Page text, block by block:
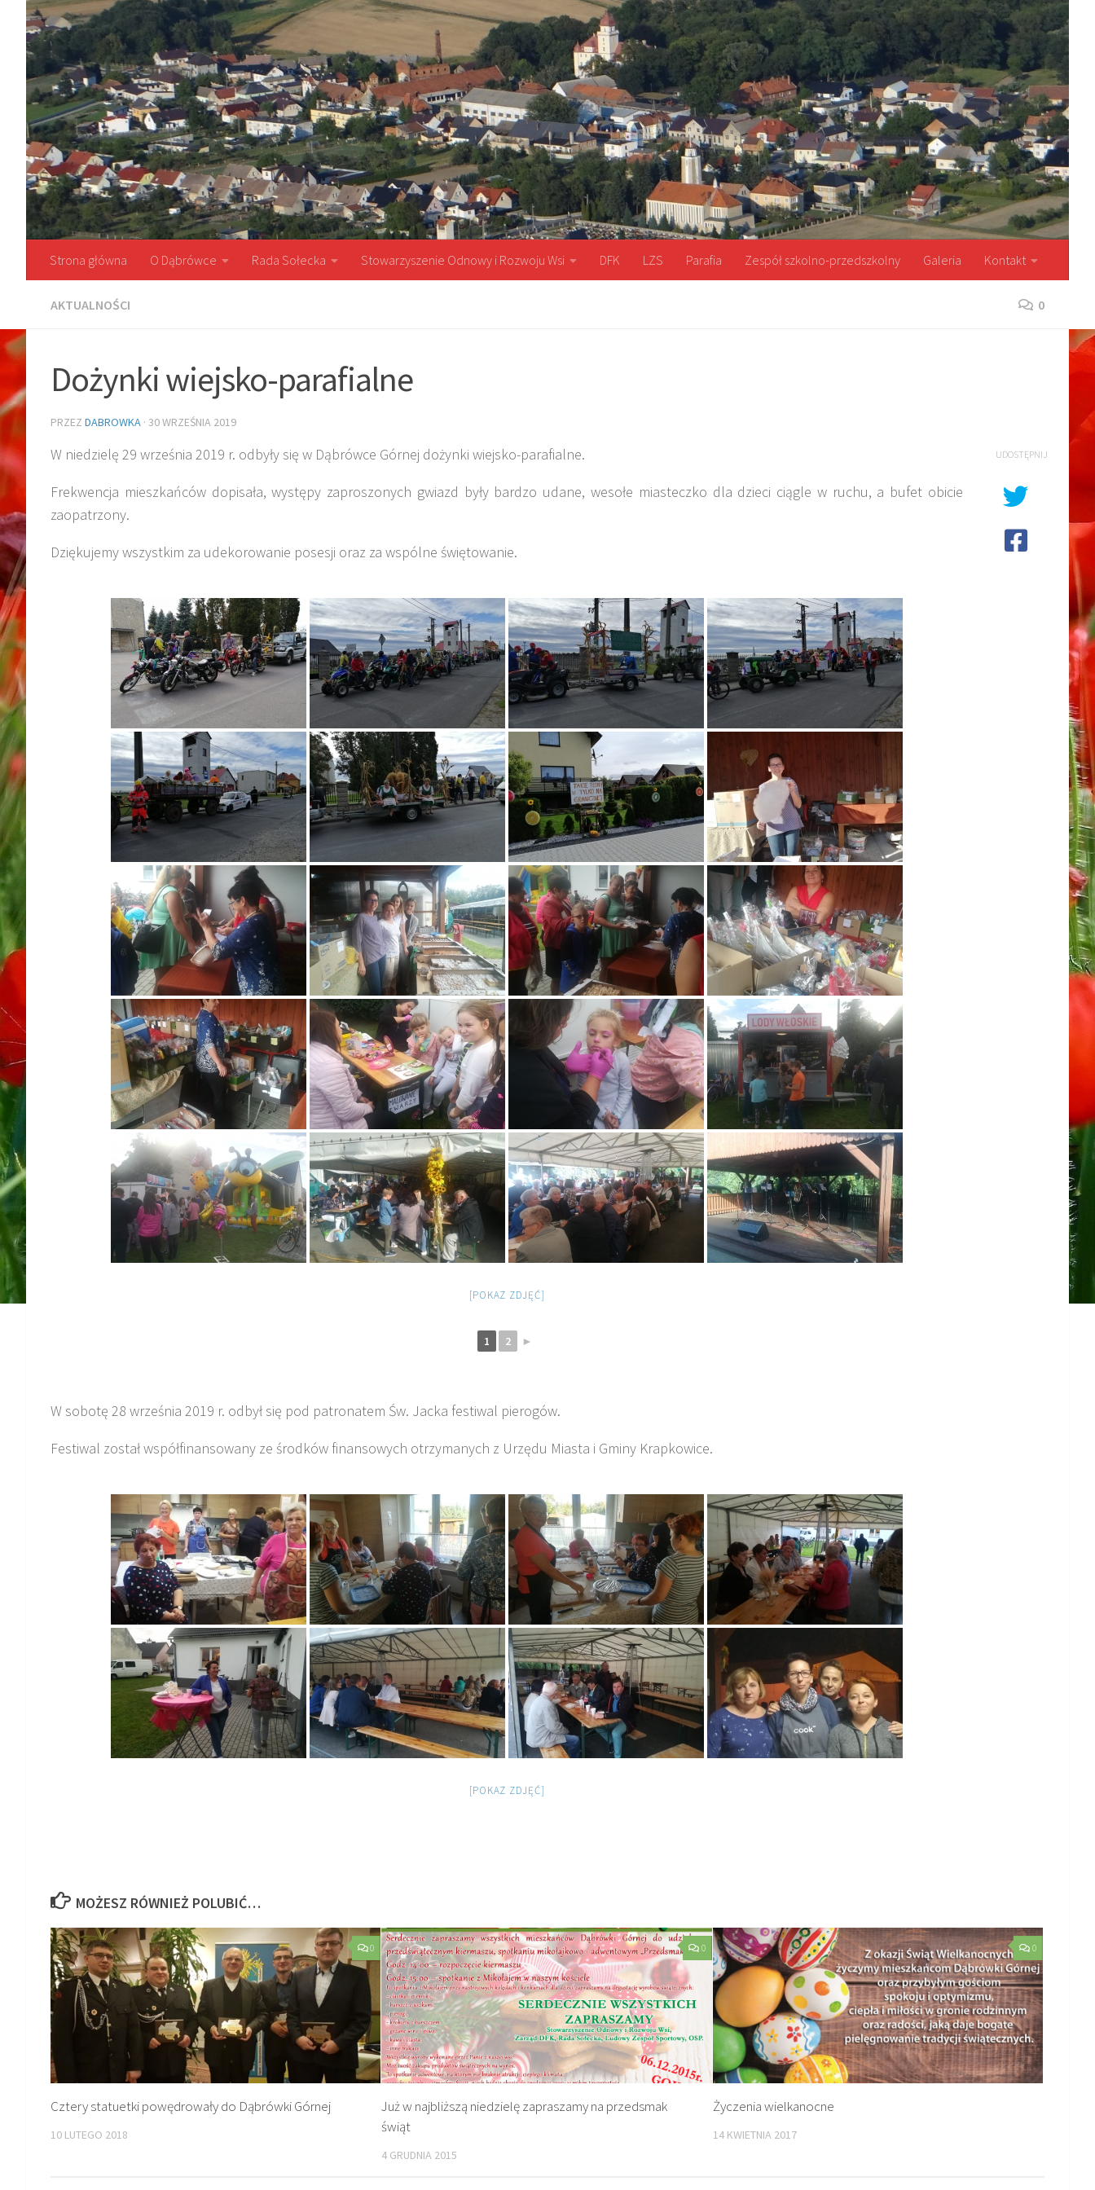
Przejdź do treści
Strona główna O Dąbrówce Rada Sołecka Stowarzyszenie Odnowy i Rozwoju Wsi DFK LZS Parafia Zespół szkolno-przedszkolny Galeria Kontakt
AKTUALNOŚCI 0
Dożynki wiejsko-parafialne
PRZEZ DABROWKA · 30 WRZEŚNIA 2019
W niedzielę 29 września 2019 r. odbyły się w Dąbrówce Górnej dożynki wiejsko-parafialne.
Frekwencja mieszkańców dopisała, występy zaproszonych gwiazd były bardzo udane, wesołe miasteczko dla dzieci ciągle w ruchu, a bufet obicie
zaopatrzony.
Dziękujemy wszystkim za udekorowanie posesji oraz za wspólne świętowanie.
[POKAZ ZDJĘĆ]
1 2 ►
W sobotę 28 września 2019 r. odbył się pod patronatem Św. Jacka festiwal pierogów.
Festiwal został współfinansowany ze środków finansowych otrzymanych z Urzędu Miasta i Gminy Krapkowice.
[POKAZ ZDJĘĆ]
UDOSTĘPNIJ
MOŻESZ RÓWNIEŻ POLUBIĆ…
0
Cztery statuetki powędrowały do Dąbrówki Górnej
10 LUTEGO 2018
0
Już w najbliższą niedzielę zapraszamy na przedsmak
świąt
4 GRUDNIA 2015
0
Życzenia wielkanocne
14 KWIETNIA 2017